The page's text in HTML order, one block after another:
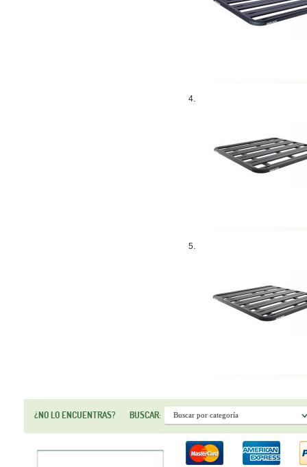
4.
5.
¿NO LO ENCUENTRAS? BUSCAR: